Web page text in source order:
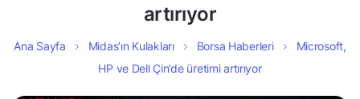
artırıyor
Ana Sayfa Midas’ın Kulakları Borsa Haberleri
Microsoft,
HP ve Dell Çin’de üretimi artırıyor